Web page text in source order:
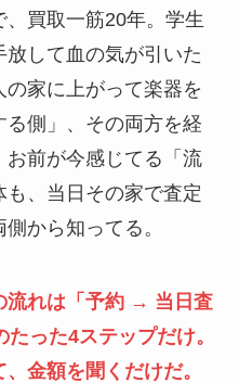
買取一筋20年。学生
して血の気が引いた
の家に上がって楽器を
る側」、その両方を経
前が今感じてる「流
、当日その家で査定
から知ってる。
流れは「予約 → 当日査
った4ステップだけ。
金額を聞くだけだ。